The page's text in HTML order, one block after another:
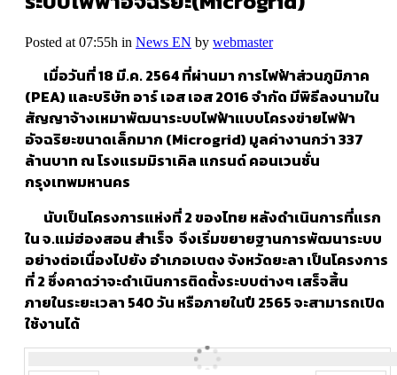
Posted at 07:55h in News EN by webmaster
เมื่อวันที่ 18 มี.ค. 2564 ที่ผ่านมา การไฟฟ้าส่วนภูมิภาค
(PEA) และบริษัท อาร์ เอส เอส 2016 จำกัด มีพิธีลงนามใน
สัญญาจ้างเหมาพัฒนาระบบไฟฟ้าแบบโครงข่ายไฟฟ้า
อัจฉริยะขนาดเล็กมาก (Microgrid) มูลค่างานกว่า 337
ล้านบาท ณ โรงแรมมิราเคิล แกรนด์ คอนเวนชั่น
กรุงเทพมหานคร
นับเป็นโครงการแห่งที่ 2 ของไทย หลังดำเนินการที่แรก
ใน จ.แม่ฮ่องสอน สำเร็จ จึงเริ่มขยายฐานการพัฒนาระบบ
อย่างต่อเนื่องไปยัง อำเภอเบตง จังหวัดยะลา เป็นโครงการ
ที่ 2 ซึ่งคาดว่าจะดำเนินการติดตั้งระบบต่างๆ เสร็จสิ้น
ภายในระยะเวลา 540 วัน หรือภายในปี 2565 จะสามารถเปิด
ใช้งานได้